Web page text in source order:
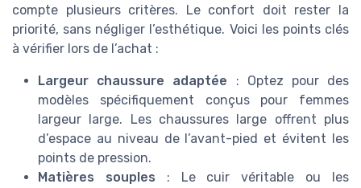
compte plusieurs critères. Le confort doit rester la
priorité, sans négliger l’esthétique. Voici les points clés
à vérifier lors de l’achat :
Largeur chaussure adaptée : Optez pour des
modèles spécifiquement conçus pour femmes
largeur large. Les chaussures large offrent plus
d’espace au niveau de l’avant-pied et évitent les
points de pression.
Matières souples : Le cuir véritable ou les